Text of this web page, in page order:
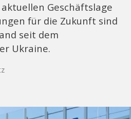
Geschäftslage
für die Zukunft sind
seit dem
Ukraine.